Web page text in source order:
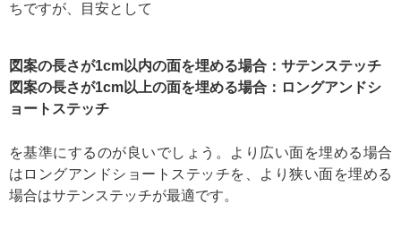
ちですが、目安として
図案の長さが1cm以内の面を埋める場合：サテンステッチ
図案の長さが1cm以上の面を埋める場合：ロングアンドシ
ョートステッチ
を基準にするのが良いでしょう。より広い面を埋める場合
はロングアンドショートステッチを、より狭い面を埋める
場合はサテンステッチが最適です。